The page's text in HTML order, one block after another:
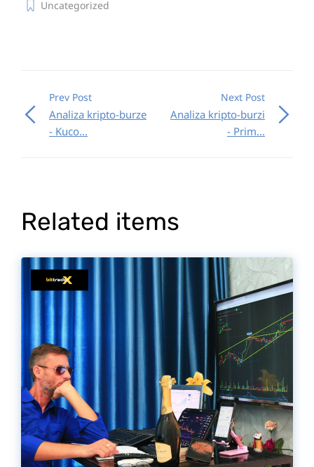
Uncategorized
Prev Post
Analiza kripto-burze
- Kuco...
Next Post
Analiza kripto-burzi
- Prim...
Related items